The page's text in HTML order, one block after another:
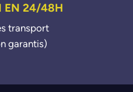
EN 24/48H
transport
garantis)